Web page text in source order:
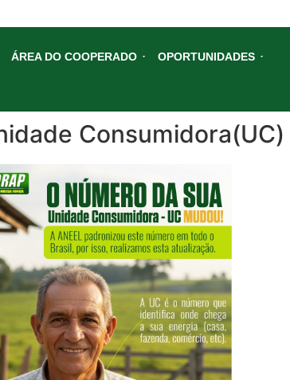
ÁREA DO COOPERADO OPORTUNIDADES